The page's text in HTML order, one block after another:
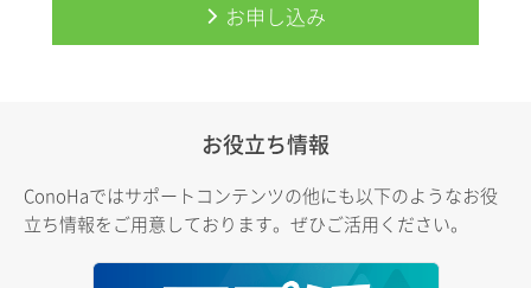
お申し込み
お役立ち情報
ConoHaではサポートコンテンツの他にも以下のようなお役
立ち情報をご用意しております。ぜひご活用ください。